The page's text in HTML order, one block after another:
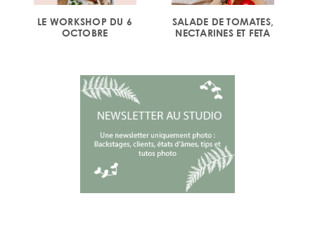
LE WORKSHOP DU 6
OCTOBRE
SALADE DE TOMATES,
NECTARINES ET FETA